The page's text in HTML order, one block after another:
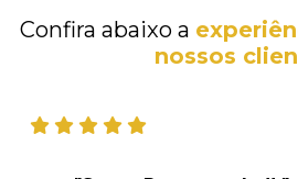
Confira abaixo a
nossos